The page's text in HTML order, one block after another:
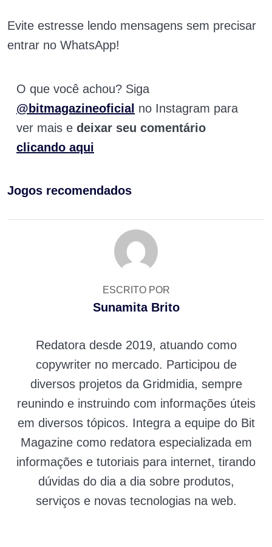
Evite estresse lendo mensagens sem precisar
entrar no WhatsApp!
O que você achou? Siga
@bitmagazineoficial no Instagram para
ver mais e deixar seu comentário
clicando aqui
Jogos recomendados
ESCRITO POR
Sunamita Brito
Redatora desde 2019, atuando como
copywriter no mercado. Participou de
diversos projetos da Gridmidia, sempre
reunindo e instruindo com informações úteis
em diversos tópicos. Integra a equipe do Bit
Magazine como redatora especializada em
informações e tutoriais para internet, tirando
dúvidas do dia a dia sobre produtos,
serviços e novas tecnologias na web.